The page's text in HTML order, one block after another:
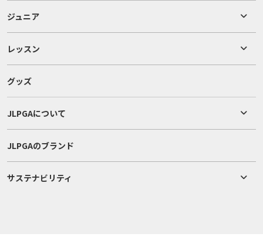
ジュニア
レッスン
グッズ
JLPGAについて
JLPGAのブランド
サステナビリティ